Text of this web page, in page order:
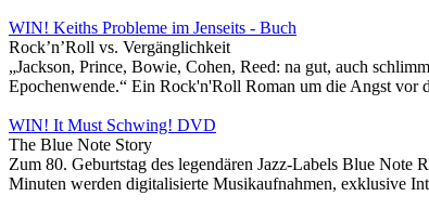
WIN! Keiths Probleme im Jenseits - Buch
Rock’n’Roll vs. Vergänglichkeit
„Jackson, Prince, Bowie, Cohen, Reed: na gut, auch
Epochenwende.“ Ein Rock'n'Roll Roman um die Angst vor
WIN! It Must Schwing! DVD
The Blue Note Story
Zum 80. Geburtstag des legendären Jazz-Labels Blue
Minuten werden digitalisierte Musikaufnahmen, exklusive